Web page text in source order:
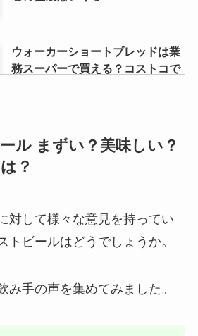
ウォーカーショートブレッドは業
務スーパーで買える？コストコで
天守石垣サブレ 買える場所はど
こ？東京ではどこで売ってる？
とびこはスーパーで売ってない？
業務スーパーで買える？代用品や
ル まずい？美味しい？
？
対して様々な意見を持ってい
トビールはどうでしょうか。
み手の声を集めてみました。